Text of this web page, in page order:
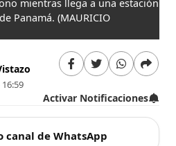
mientras llega a una estación
Panamá. (MAURICIO
Activar Notificaciones
canal de WhatsApp